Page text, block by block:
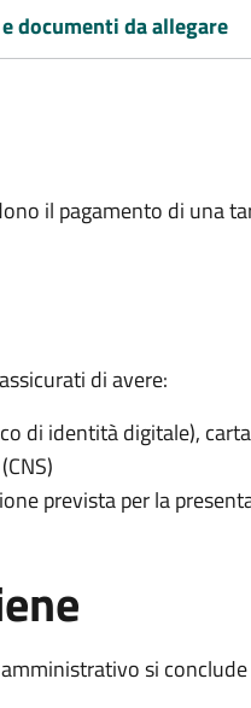
documenti da allegare
il pagamento di una
di avere:
di identità digitale),
prevista per la
si